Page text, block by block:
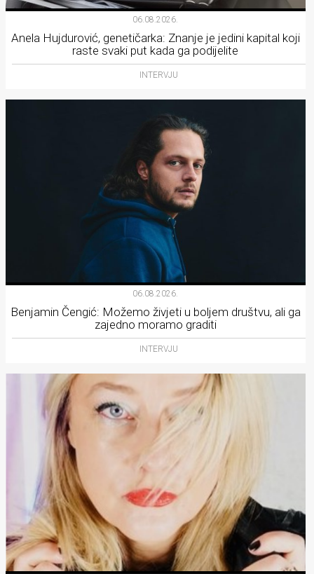
06.08.2026.
Anela Hujdurović, genetičarka: Znanje je jedini kapital koji
raste svaki put kada ga podijelite
INTERVJU
06.08.2026.
Benjamin Čengić: Možemo živjeti u boljem društvu, ali ga
zajedno moramo graditi
INTERVJU